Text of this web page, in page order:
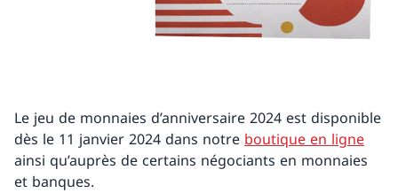
Le jeu de monnaies d’anniversaire 2024 est disponible
dès le 11 janvier 2024 dans notre boutique en ligne
ainsi qu’auprès de certains négociants en monnaies
et banques.